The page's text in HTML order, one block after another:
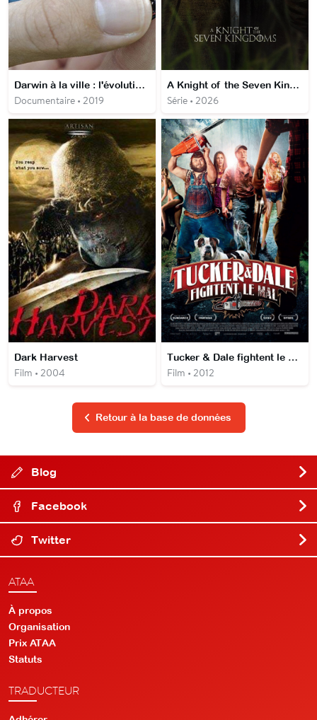
Darwin à la ville : l'évolution en milieu urbain
Documentaire • 2019
A Knight of the Seven Kingdoms
Série • 2026
Dark Harvest
Film • 2004
Tucker & Dale fightent le mal
Film • 2012
Retour à la base de données
Blog
Facebook
Twitter
ATAA
À propos
Organisation
Prix ATAA
Statuts
TRADUCTEUR